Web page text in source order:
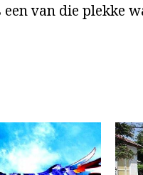
van die plekke